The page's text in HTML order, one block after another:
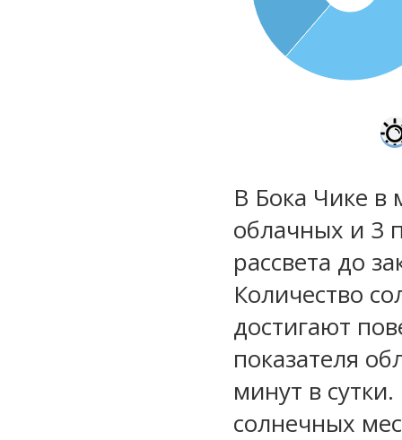
В Бока Чике в
облачных и 3
рассвета до
Количество
достигают
показателя
минут в
солнечных